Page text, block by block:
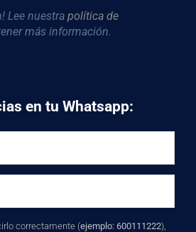
Lee nuestra política de
más información.
en tu Whatsapp:
correctamente (ejemplo: 600111222),